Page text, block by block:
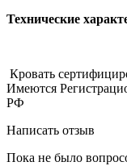
Технические
Кровать
Имеются
РФ
Написать отзыв
Пока не было